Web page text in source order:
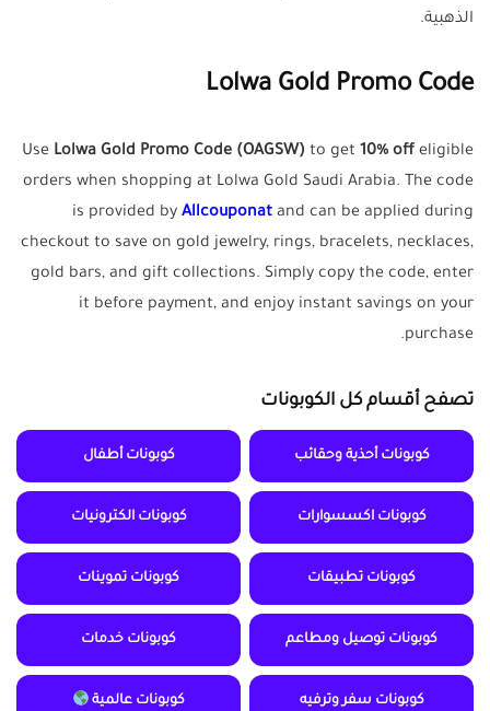
الذهبية.
Lolwa Gold Promo Code
Use Lolwa Gold Promo Code (OAGSW) to get 10% off eligible
orders when shopping at Lolwa Gold Saudi Arabia. The code
is provided by Allcouponat and can be applied during
checkout to save on gold jewelry, rings, bracelets, necklaces,
gold bars, and gift collections. Simply copy the code, enter
it before payment, and enjoy instant savings on your
purchase.
تصفح أقسام كل الكوبونات
كوبونات أحذية وحقائب كوبونات أطفال
كوبونات اكسسوارات كوبونات الكترونيات
كوبونات تطبيقات كوبونات تموينات
كوبونات توصيل ومطاعم كوبونات خدمات
كوبونات سفر وترفيه كوبونات عالمية